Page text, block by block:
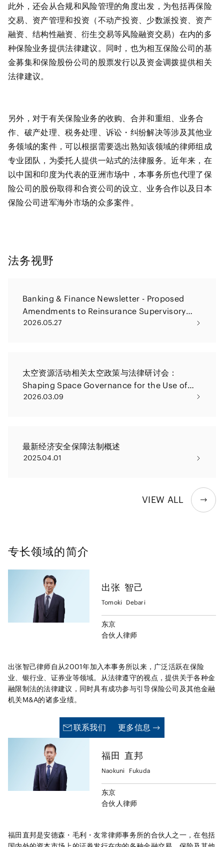
此外，还会从合规和风险管理的角度出发，为包括再保险
交易、资产管理和投资（不动产投资、少数派投资、资产
融资、结构性融资、衍生交易等风险融资交易）在内的多
种保险业务提供法律建议。同时，也为相互保险公司的基
金募集和保险股份公司的股票发行以及资金调拨提供相关
法律建议。
另外，对于有关保险业务的收购、合并和重组、业务合
作、破产处理、税务处理、诉讼・纠纷解决等涉及其他业
务领域的案件，可以根据需要选出熟知该领域的律师组成
专业团队，为委托人提供一站式的法律服务。近年来，在
以中国和印度为代表的亚洲市场中，本事务所也代理了保
险公司的股份取得和合资公司的设立、业务合作以及日本
保险公司进军海外市场的众多案件。
法务视野
Banking & Finance Newsletter - Proposed
Amendments to Reinsurance Supervisory
Guidelines: A Focus on Asset-Intensive
2026.05.27
太空资源活动相关太空政策与法律研讨会：
Shaping Space Governance for the Use of
Space Resources
2026.03.09
最新经济安全保障法制概述
2025.04.01
VIEW ALL
专长领域的简介
出张 智己
Tomoki Debari
东京
合伙人律师
出张智己律师自从2001年加入本事务所以来，广泛活跃在保险
业、银行业、证券业等领域。从法律遵守的视点，提供关于各种金
融限制法的法律建议，同时具有成功参与引导保险公司及其他金融
机关M&A的诸多业绩。
联系我们 更多信息
福田 直邦
Naokuni Fukuda
东京
合伙人律师
福田直邦是安德森・毛利・友常律师事务所的合伙人之一，在包括